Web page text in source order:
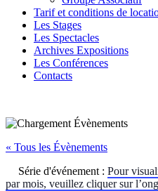
Tarif et conditions de
Les Stages
Les Spectacles
Archives Expositions
Les Conférences
Contacts
« Tous les Évènements
Série d'événement : Pour
par mois, veuillez cliquer sur